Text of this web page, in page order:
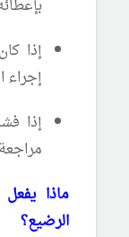
إذا
إجراء
إذا
ماذا
الرضيع؟